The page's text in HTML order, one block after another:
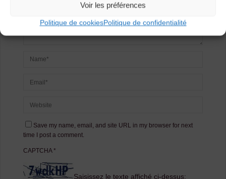
Voir les préférences
Politique de cookiesPolitique de confidentialité
Save my name, email, and site URL in my browser for next
time I post a comment.
CAPTCHA*
Saisissez le texte affiché ci-dessus: